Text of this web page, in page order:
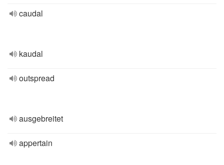
caudal
kaudal
outspread
ausgebreitet
appertain